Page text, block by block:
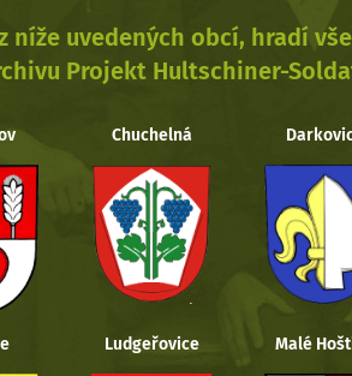
níže uvedených obcí, hradí
Projekt Hultschiner-
Chuchelná
Ludgeřovice Malé